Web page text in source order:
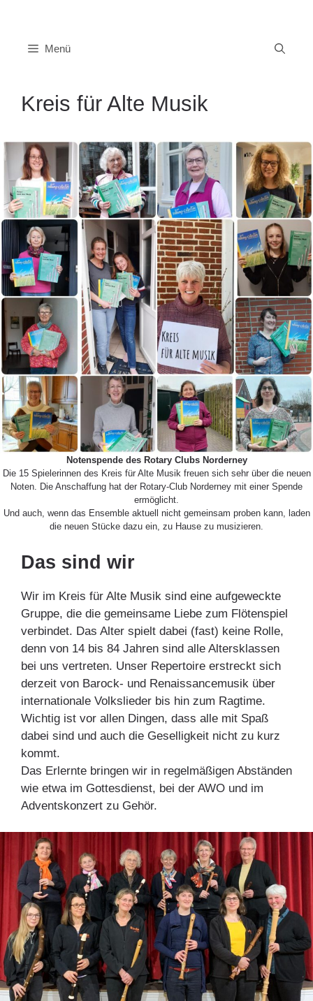
springen Menü
Kreis für Alte Musik
Notenspende des Rotary Clubs Norderney
Die 15 Spielerinnen des Kreis für Alte Musik freuen sich sehr über die neuen
Noten. Die Anschaffung hat der Rotary-Club Norderney mit einer Spende
ermöglicht.
Und auch, wenn das Ensemble aktuell nicht gemeinsam proben kann, laden
die neuen Stücke dazu ein, zu Hause zu musizieren.
Das sind wir
Wir im Kreis für Alte Musik sind eine aufgeweckte
Gruppe, die die gemeinsame Liebe zum Flötenspiel
verbindet. Das Alter spielt dabei (fast) keine Rolle,
denn von 14 bis 84 Jahren sind alle Altersklassen
bei uns vertreten. Unser Repertoire erstreckt sich
derzeit von Barock- und Renaissancemusik über
internationale Volkslieder bis hin zum Ragtime.
Wichtig ist vor allen Dingen, dass alle mit Spaß
dabei sind und auch die Geselligkeit nicht zu kurz
kommt.
Das Erlernte bringen wir in regelmäßigen Abständen
wie etwa im Gottesdienst, bei der AWO und im
Adventskonzert zu Gehör.